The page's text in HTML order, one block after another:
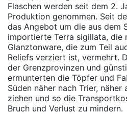
Flaschen werden seit dem 2.
Produktion genommen. Seit
das Angebot um die aus dem
importierte Terra sigillata, die
Glanztonware, die zum Teil
Reliefs verziert ist, vermehrt.
der Grenzprovinzen und
ermunterten die Töpfer und
Süden näher nach Trier,
ziehen und so die
Bruch und Verlust zu mindern.